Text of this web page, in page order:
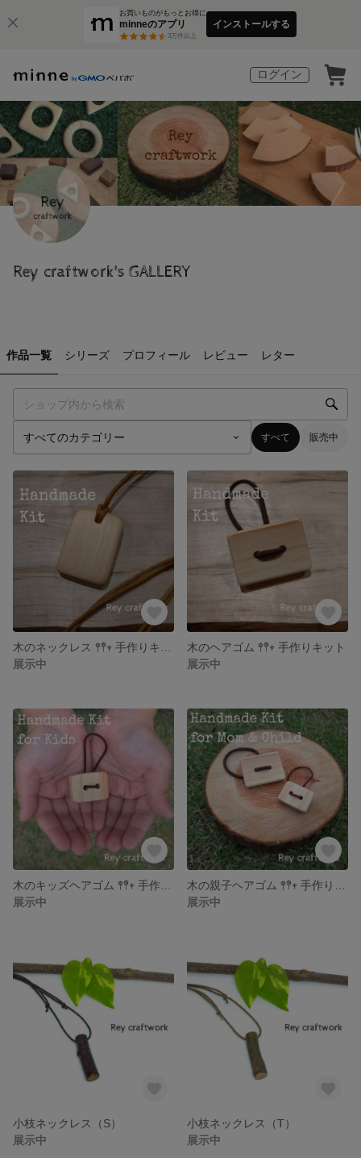
お買いものがもっとお得に
minneのアプリ
3万件以上
インストールする
ログイン
Rey craftwork's GALLERY
作品一覧 シリーズ プロフィール レビュー レター
すべて 販売中
展示中
木のヘアゴム 𖤣𖤥𖥧 手作りキット
展示中
展示中
展示中
小枝ネックレス（S）
展示中
小枝ネックレス（T）
展示中